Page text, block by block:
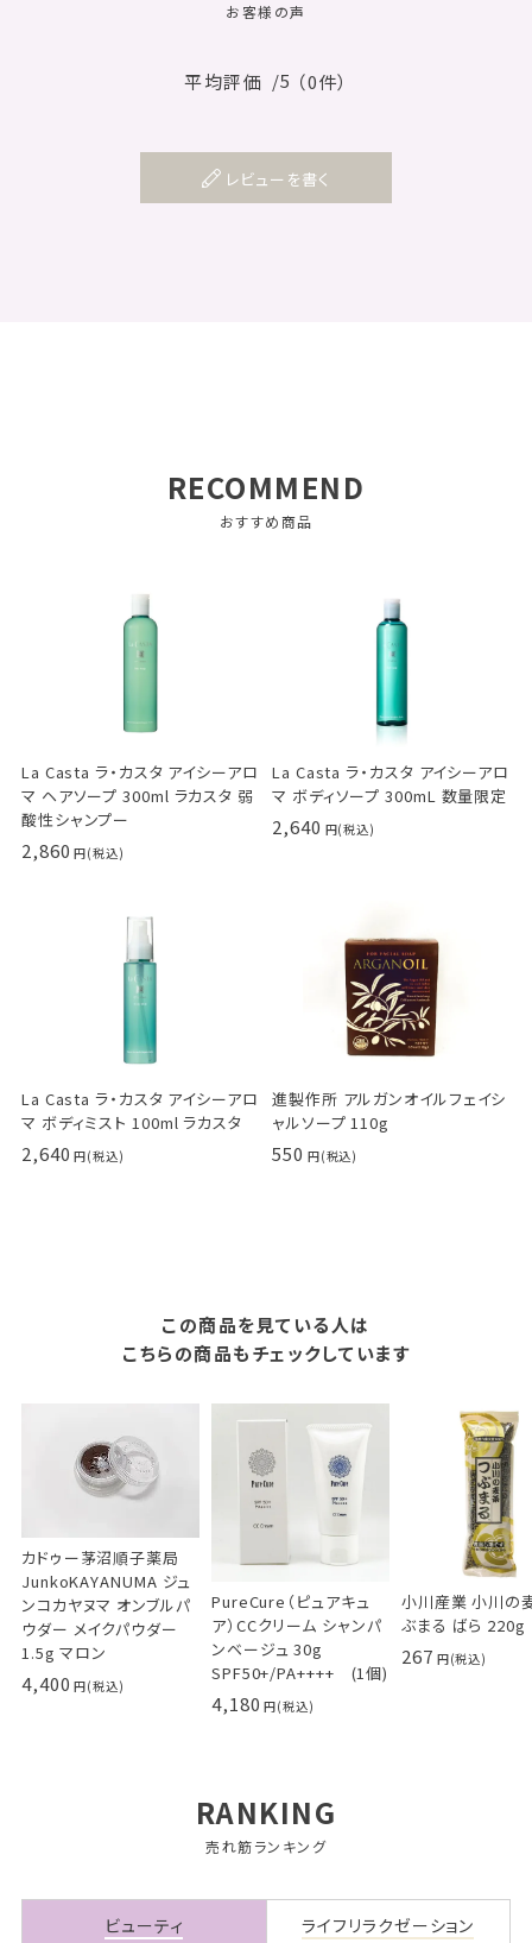
お客様の声
平均評価 /5 （0件）
レビューを書く
RECOMMEND
おすすめ商品
La Casta ラ・カスタ アイシーアロ
マ ヘアソープ 300ml ラカスタ 弱
酸性シャンプー
2,860
La Casta ラ・カスタ アイシーアロ
マ ボディソープ 300mL 数量限定
2,640
La Casta ラ・カスタ アイシーアロ
マ ボディミスト 100ml ラカスタ
2,640
進製作所 アルガンオイルフェイシ
ャルソープ 110g
550
この商品を見ている人は
こちらの商品もチェックしています
カドゥー茅沼順子薬局
JunkoKAYANUMA ジュ
ンコカヤヌマ オンブルパ
ウダー メイクパウダー
1.5g マロン
4,400
PureCure（ピュアキュ
ア）CCクリーム シャンパ
ンベージュ 30g
SPF50+/PA++++ (1個)
4,180
小川産業 小川の
ぶまる ばら 220g
267
RANKING
売れ筋ランキング
ビューティ ライフリラクゼーション